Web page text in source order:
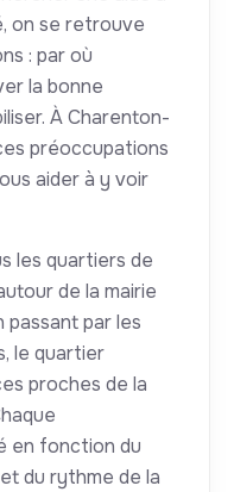
on se retrouve
: par où
la bonne
À Charenton-
préoccupations
aider à y voir
les quartiers de
de la mairie
passant par les
le quartier
proches de la
en fonction du
du rythme de la